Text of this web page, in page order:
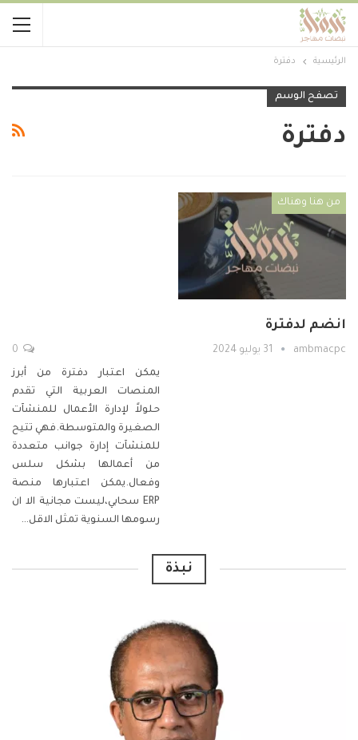
الرئيسية دفترة
تصفح الوسم
دفترة
من هنا وهناك
انضم لدفترة
ambmacpc 31 يوليو 2024
يمكن اعتبار دفترة من أبرز
المنصات العربية التي تقدم
حلولاً لإدارة الأعمال للمنشآت
الصغيرة والمتوسطة.فهي تتيح
للمنشآت إدارة جوانب متعددة
من أعمالها بشكل سلس
وفعال.يمكن اعتبارها منصة
ERP سحابي،ليست مجانية الا ان
رسومها السنوية تمثل الاقل…
نبذة